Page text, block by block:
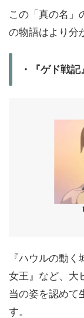
この「真の名」
の物語はより分
・『ゲド戦
『ハウルの動
女王』など、大
当の姿を認めて
す。